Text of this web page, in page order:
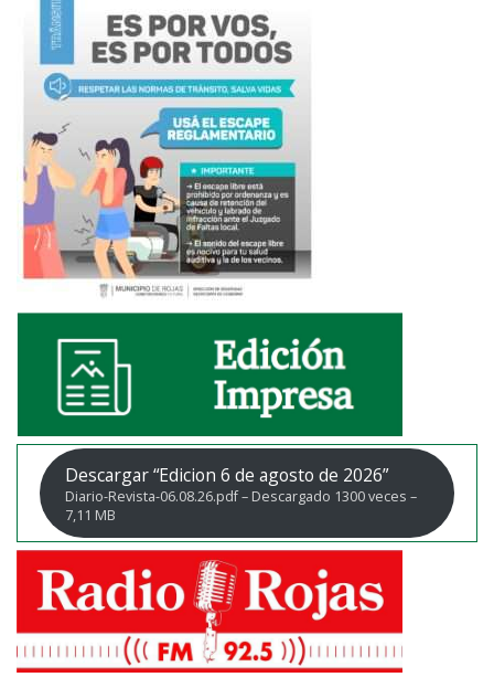
Descargar “Edicion 6 de agosto de 2026”
Diario-Revista-06.08.26.pdf – Descargado 1300 veces –
7,11 MB